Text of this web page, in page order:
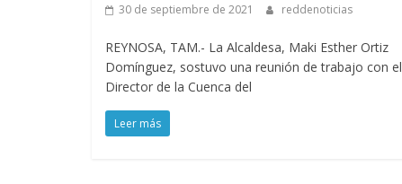
30 de septiembre de 2021 reddenoticias
REYNOSA, TAM.- La Alcaldesa, Maki Esther Ortiz
Domínguez, sostuvo una reunión de trabajo con el
Director de la Cuenca del
Leer más